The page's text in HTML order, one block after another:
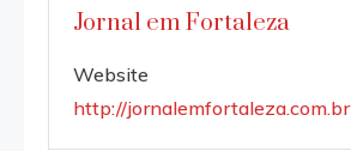
Jornal em Fortaleza
Website
http://jornalemfortaleza.com.br